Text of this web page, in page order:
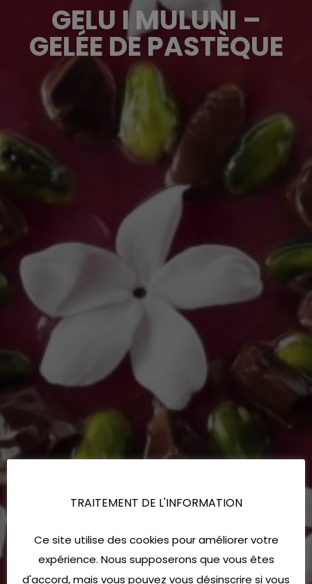
GELU I MULUNI –
GELÉE DE PASTÈQUE
TRAITEMENT DE L'INFORMATION
Ce site utilise des cookies pour améliorer votre
expérience. Nous supposerons que vous êtes
d'accord, mais vous pouvez vous désinscrire si vous